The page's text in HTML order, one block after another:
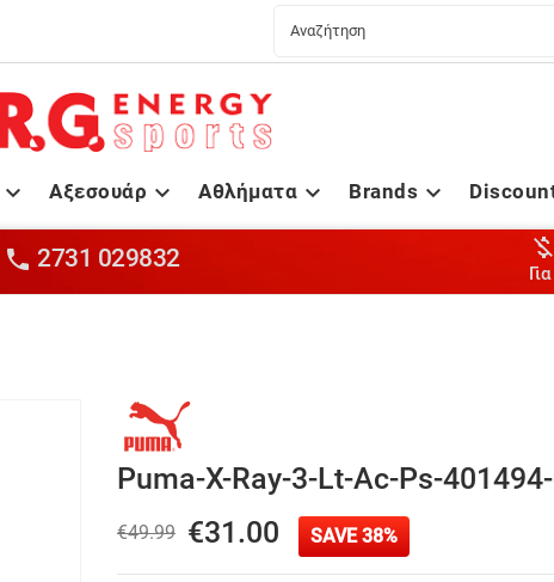
 
Αξεσουάρ 
Αθλήματα 
Brands
 2731 029832 
Puma-X-Ray-3-Lt-Ac-Ps-
€49.99 €31.00 SAVE 38%